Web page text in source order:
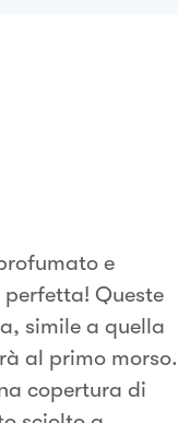
e
Queste
simile a quella
al primo morso.
copertura di